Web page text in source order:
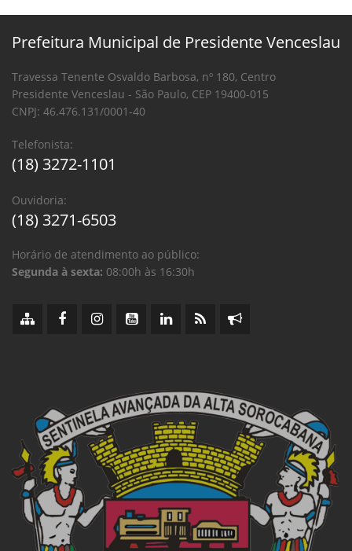
Prefeitura Municipal de Presidente Venceslau
Travessa Tenente Osvaldo Barbosa, nº 180, Centro
Presidente Venceslau - São Paulo, CEP 19400-015
CNPJ: 46.476.131/0001-40
Telefonista:
(18) 3272-1101
Ouvidoria:
(18) 3271-6503
Horário de atendimento ao público:
Segunda à sexta: 08:00h às 16:30h